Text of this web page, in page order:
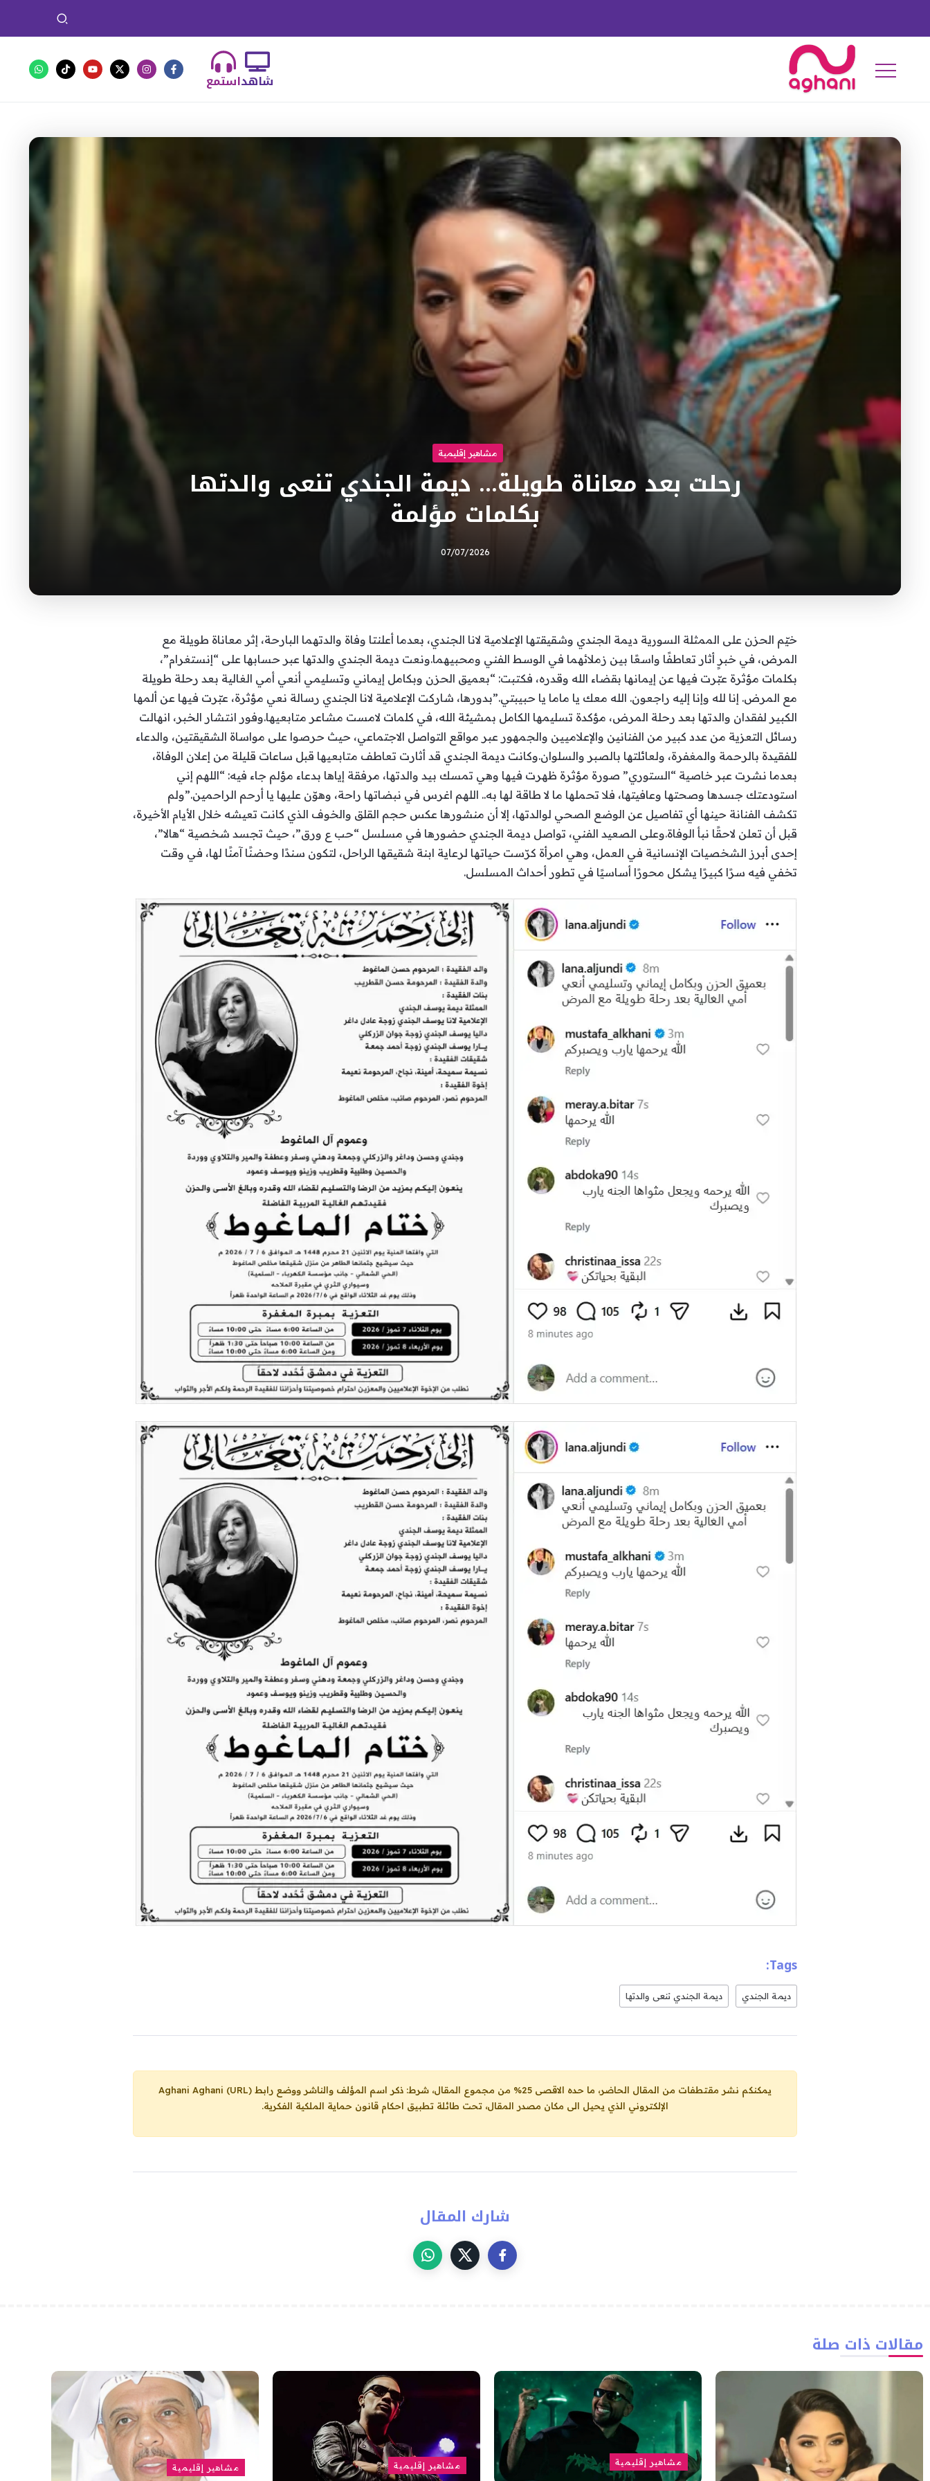
استمعشاهد
مشاهير إقليمية
رحلت بعد معاناة طويلة… ديمة الجندي تنعى والدتها
بكلمات مؤلمة
07/07/2026
خيّم الحزن على الممثلة السورية ديمة الجندي وشقيقتها الإعلامية لانا الجندي، بعدما أعلنتا وفاة والدتهما البارحة، إثر معاناة طويلة مع
المرض، في خبرٍ أثار تعاطفًا واسعًا بين زملائهما في الوسط الفني ومحبيهما.ونعت ديمة الجندي والدتها عبر حسابها على “إنستغرام”،
بكلمات مؤثرة عبّرت فيها عن إيمانها بقضاء الله وقدره، فكتبت: “بعميق الحزن وبكامل إيماني وتسليمي أنعي أمي الغالية بعد رحلة طويلة
مع المرض. إنا لله وإنا إليه راجعون. الله معك يا ماما يا حبيبتي.”بدورها، شاركت الإعلامية لانا الجندي رسالة نعي مؤثرة، عبّرت فيها عن ألمها
الكبير لفقدان والدتها بعد رحلة المرض، مؤكدة تسليمها الكامل بمشيئة الله، في كلمات لامست مشاعر متابعيها.وفور انتشار الخبر، انهالت
رسائل التعزية من عدد كبير من الفنانين والإعلاميين والجمهور عبر مواقع التواصل الاجتماعي، حيث حرصوا على مواساة الشقيقتين، والدعاء
للفقيدة بالرحمة والمغفرة، ولعائلتها بالصبر والسلوان.وكانت ديمة الجندي قد أثارت تعاطف متابعيها قبل ساعات قليلة من إعلان الوفاة،
بعدما نشرت عبر خاصية “الستوري” صورة مؤثرة ظهرت فيها وهي تمسك بيد والدتها، مرفقة إياها بدعاء مؤلم جاء فيه: “اللهم إني
استودعتك جسدها وصحتها وعافيتها، فلا تحملها ما لا طاقة لها به.. اللهم اغرس في نبضاتها راحة، وهوّن عليها يا أرحم الراحمين.”ولم
تكشف الفنانة حينها أي تفاصيل عن الوضع الصحي لوالدتها، إلا أن منشورها عكس حجم القلق والخوف الذي كانت تعيشه خلال الأيام الأخيرة،
قبل أن تعلن لاحقًا نبأ الوفاة.وعلى الصعيد الفني، تواصل ديمة الجندي حضورها في مسلسل “حب ع ورق”، حيث تجسد شخصية “هالا”،
إحدى أبرز الشخصيات الإنسانية في العمل، وهي امرأة كرّست حياتها لرعاية ابنة شقيقها الراحل، لتكون سندًا وحضنًا آمنًا لها، في وقت
تخفي فيه سرًا كبيرًا يشكل محورًا أساسيًا في تطور أحداث المسلسل.
Tags:
ديمة الجندي ديمة الجندي تنعى والدتها
يمكنكم نشر مقتطفات من المقال الحاضر، ما حده الاقصى 25% من مجموع المقال، شرط: ذكر اسم المؤلف والناشر ووضع رابط
Aghani Aghani (URL)
الإلكتروني الذي يحيل الى مكان مصدر المقال، تحت طائلة تطبيق احكام قانون حماية الملكية الفكرية.
شارك المقال
مقالات ذات صلة
مشاهير إقليمية مشاهير إقليمية مشاهير إقليمية